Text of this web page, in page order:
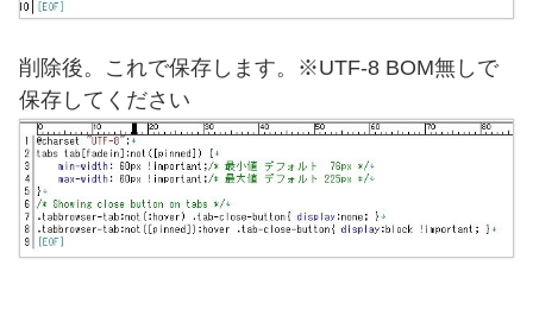
削除後。これで保存します。※UTF-8 BOM無しで
保存してください